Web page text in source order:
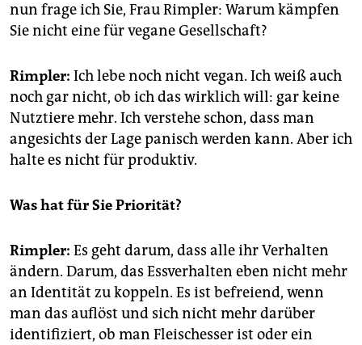
nun frage ich Sie, Frau Rimpler: Warum kämpfen
Sie nicht eine für vegane Gesellschaft?
Rimpler: Ich lebe noch nicht vegan. Ich weiß auch
noch gar nicht, ob ich das wirklich will: gar keine
Nutztiere mehr. Ich verstehe schon, dass man
angesichts der Lage panisch werden kann. Aber ich
halte es nicht für produktiv.
Was hat für Sie Priorität?
Rimpler: Es geht darum, dass alle ihr Verhalten
ändern. Darum, das Essverhalten eben nicht mehr
an Identität zu koppeln. Es ist befreiend, wenn
man das auflöst und sich nicht mehr darüber
identifiziert, ob man Fleischesser ist oder ein